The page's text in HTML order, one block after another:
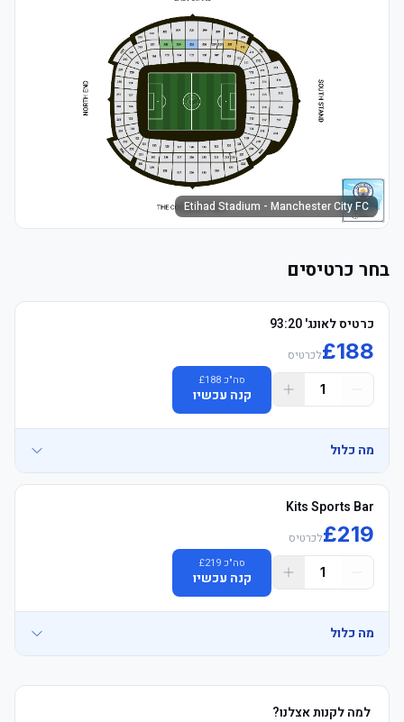
Etihad Stadium - Manchester City FC
בחר כרטיסים
כרטיס לאונג' 93:20
£188 לכרטיס
1
סה"כ £188
קנה עכשיו
מה כלול
שאינם ימי משחק, מוזיאון הכדורגל הלאומי, נסיעות באפליקציית אובר
Kits Sports Bar
£219 לכרטיס
1
סה"כ £219
קנה עכשיו
מה כלול
למה לקנות אצלנו?